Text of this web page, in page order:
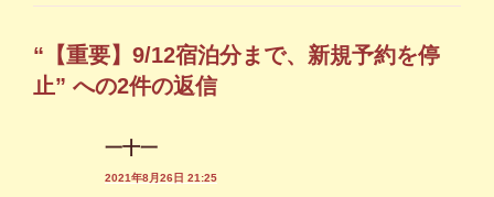
ー
“【重要】9/12宿泊分まで、新規予約を停
止” への2件の返信
一十一
2021年8月26日 21:25